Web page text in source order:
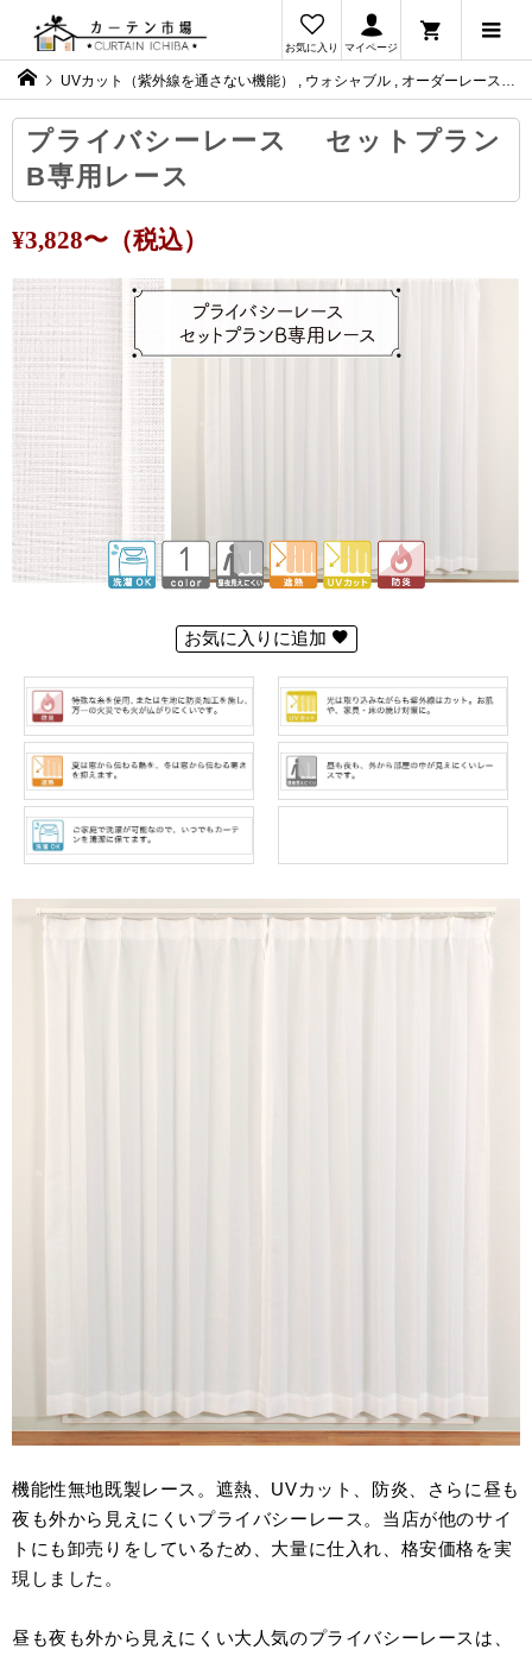
お気に入り マイページ
UVカット（紫外線を通さない機能） , ウォシャブル , オーダーレースカーテン
プライバシーレース セットプラン
B専用レース
¥3,828〜（税込）
お気に入りに追加
機能性無地既製レース。遮熱、UVカット、防炎、さらに昼も
夜も外から見えにくいプライバシーレース。当店が他のサイ
トにも卸売りをしているため、大量に仕入れ、格安価格を実
現しました。
昼も夜も外から見えにくい大人気のプライバシーレースは、